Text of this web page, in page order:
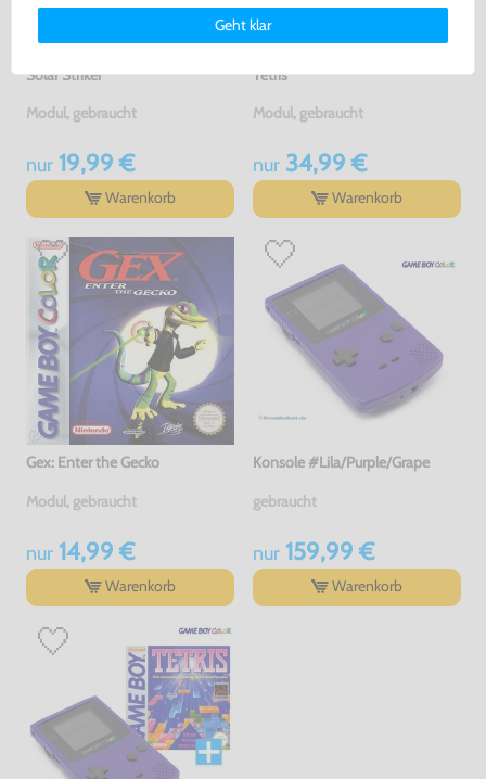
Solar Striker
Modul, gebraucht
nur19,99 €
Warenkorb
Tetris
Modul, gebraucht
nur34,99 €
Warenkorb
Gex: Enter the Gecko
Modul, gebraucht
nur14,99 €
Warenkorb
Konsole #Lila/Purple/Grape
gebraucht
nur159,99 €
Warenkorb
Deinen Rechten als Nutzer findest Du in unsererDaten­schutz­
Impressum.
Geht klar